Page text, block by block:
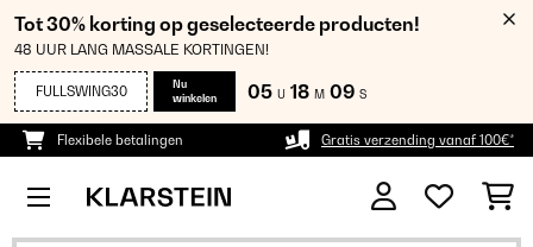
Tot 30% korting op geselecteerde producten!
48 UUR LANG MASSALE KORTINGEN!
FULLSWING30
Nu
winkelen
05 U 18 M 09 S
Flexibele betalingen Gratis verzending vanaf 100€*